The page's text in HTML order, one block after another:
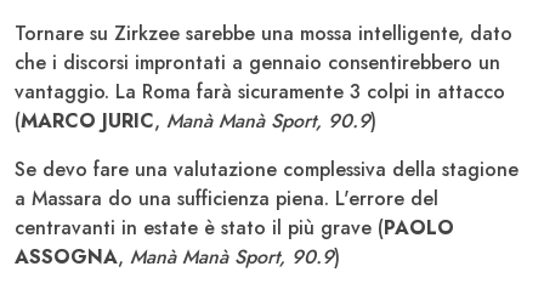
Tornare su Zirkzee sarebbe una mossa intelligente, dato
che i discorsi improntati a gennaio consentirebbero un
vantaggio. La Roma farà sicuramente 3 colpi in attacco
(MARCO JURIC, Manà Manà Sport, 90.9)
Se devo fare una valutazione complessiva della stagione
a Massara do una sufficienza piena. L'errore del
centravanti in estate è stato il più grave (PAOLO
ASSOGNA, Manà Manà Sport, 90.9)